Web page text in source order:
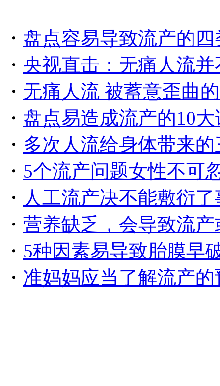
・ 盘点容易导致流产的四
・ 央视直击：无痛人流
・ 无痛人流 被蓄意歪曲
・ 盘点易造成流产的10
・ 多次人流给身体带来
・ 5个流产问题女性不可
・ 人工流产决不能敷衍了
・ 营养缺乏，会导致流产
・ 5种因素易导致胎膜早
・ 准妈妈应当了解流产